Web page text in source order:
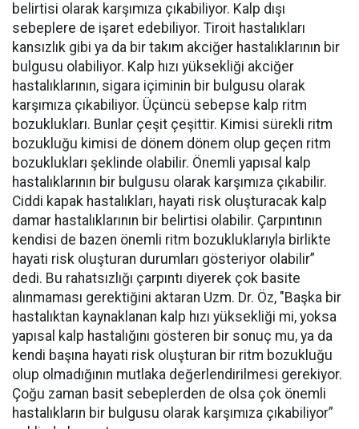
belirtisi olarak karşımıza çıkabiliyor. Kalp dışı
sebeplere de işaret edebiliyor. Tiroit hastalıkları
kansızlık gibi ya da bir takım akciğer hastalıklarının bir
bulgusu olabiliyor. Kalp hızı yüksekliği akciğer
hastalıklarının, sigara içiminin bir bulgusu olarak
karşımıza çıkabiliyor. Üçüncü sebepse kalp ritm
bozuklukları. Bunlar çeşit çeşittir. Kimisi sürekli ritm
bozukluğu kimisi de dönem dönem olup geçen ritm
bozuklukları şeklinde olabilir. Önemli yapısal kalp
hastalıklarının bir bulgusu olarak karşımıza çıkabilir.
Ciddi kapak hastalıkları, hayati risk oluşturacak kalp
damar hastalıklarının bir belirtisi olabilir. Çarpıntının
kendisi de bazen önemli ritm bozukluklarıyla birlikte
hayati risk oluşturan durumları gösteriyor olabilir”
dedi. Bu rahatsızlığı çarpıntı diyerek çok basite
alınmaması gerektiğini aktaran Uzm. Dr. Öz, "Başka bir
hastalıktan kaynaklanan kalp hızı yüksekliği mi, yoksa
yapısal kalp hastalığını gösteren bir sonuç mu, ya da
kendi başına hayati risk oluşturan bir ritm bozukluğu
olup olmadığının mutlaka değerlendirilmesi gerekiyor.
Çoğu zaman basit sebeplerden de olsa çok önemli
hastalıkların bir bulgusu olarak karşımıza çıkabiliyor”